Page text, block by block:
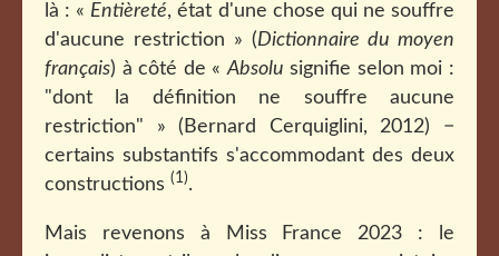
là : « Entièreté, état d'une chose qui ne souffre
d'aucune restriction » (Dictionnaire du moyen
français) à côté de «Absolu signifie selon moi :
"dont la définition ne souffre aucune
restriction" » (Bernard Cerquiglini, 2012) −
certains substantifs s'accommodant des deux
constructions (1).
Mais revenons à Miss France 2023 : le